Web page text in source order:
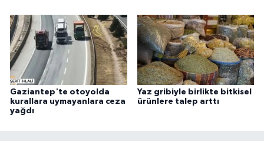
Gaziantep'te otoyolda
kurallara uymayanlara ceza
yağdı
Yaz gribiyle birlikte bitkisel
ürünlere talep arttı